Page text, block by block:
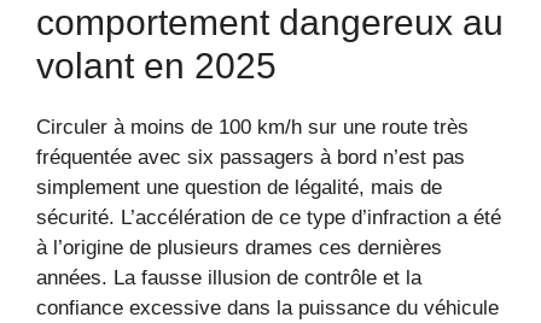
comportement dangereux au
volant en 2025
Circuler à moins de 100 km/h sur une route très
fréquentée avec six passagers à bord n’est pas
simplement une question de légalité, mais de
sécurité. L’accélération de ce type d’infraction a été
à l’origine de plusieurs drames ces dernières
années. La fausse illusion de contrôle et la
confiance excessive dans la puissance du véhicule